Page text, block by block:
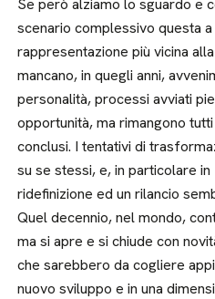
Se però alziamo lo sguardo e
scenario complessivo questa
rappresentazione più vicina
mancano, in quegli anni,
personalità, processi avviati
opportunità, ma rimangono
conclusi. I tentativi di
su se stessi, e, in particolare
ridefinizione ed un rilancio
Quel decennio, nel mondo,
ma si apre e si chiude con
che sarebbero da cogliere
nuovo sviluppo e in una